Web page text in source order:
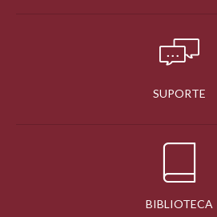
SUPORTE
BIBLIOTECA